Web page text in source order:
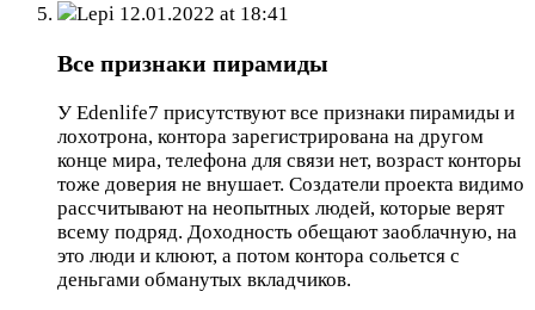
Lepi 12.01.2022 at 18:41
Все признаки пирамиды
У Edenlife7 присутствуют все признаки пирамиды и
лохотрона, контора зарегистрирована на другом
конце мира, телефона для связи нет, возраст конторы
тоже доверия не внушает. Создатели проекта видимо
рассчитывают на неопытных людей, которые верят
всему подряд. Доходность обещают заоблачную, на
это люди и клюют, а потом контора сольется с
деньгами обманутых вкладчиков.